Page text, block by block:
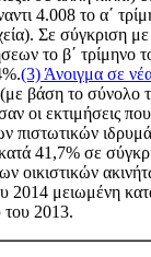
4.008 το α΄
Σε σύγκριση
το β΄ τρίμηνο
(3) Άνοιγμα σε
(με βάση το σύνολο
οι εκτιμήσεις
πιστωτικών
41,7% σε
οικιστικών
2014 μειωμένη
του 2013.